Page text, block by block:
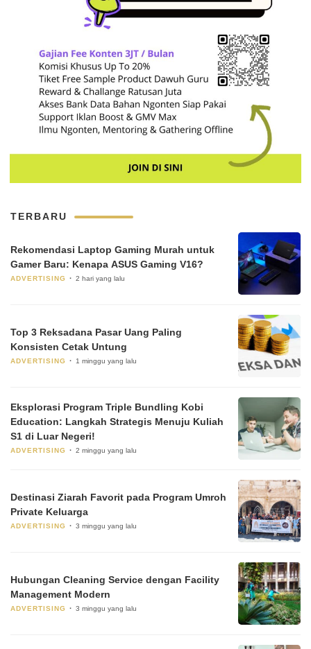
TERBARU
Rekomendasi Laptop Gaming Murah untuk
Gamer Baru: Kenapa ASUS Gaming V16?
ADVERTISING 2 hari yang lalu
Top 3 Reksadana Pasar Uang Paling
Konsisten Cetak Untung
ADVERTISING 1 minggu yang lalu
Eksplorasi Program Triple Bundling Kobi
Education: Langkah Strategis Menuju Kuliah
S1 di Luar Negeri!
ADVERTISING 2 minggu yang lalu
Destinasi Ziarah Favorit pada Program Umroh
Private Keluarga
ADVERTISING 3 minggu yang lalu
Hubungan Cleaning Service dengan Facility
Management Modern
ADVERTISING 3 minggu yang lalu